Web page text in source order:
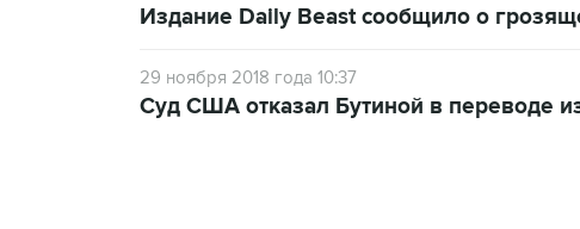
Издание Daily Beast сообщило о
29 ноября 2018 года 10:37
Суд США отказал Бутиной в переводе